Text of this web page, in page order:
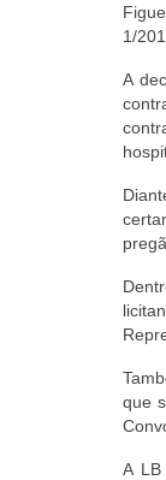
1/
A
que
A LB